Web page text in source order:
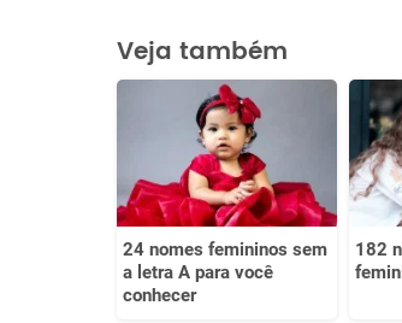
Este conteúdo contém
Este conteúdo não tem a
Veja também
24 nomes femininos sem
a letra A para você
conhecer
182